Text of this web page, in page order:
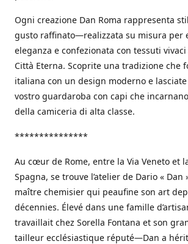
Ogni creazione Dan Roma rappresenta
gusto raffinato—realizzata su misura per
eleganza e confezionata con tessuti vivaci
Città Eterna. Scoprite una tradizione che
italiana con un design moderno e
vostro guardaroba con capi che
della camiceria di alta classe.
***************
Au cœur de Rome, entre la Via Veneto et
Spagna, se trouve l’atelier de Dario « Dan
maître chemisier qui peaufine son art
décennies. Élevé dans une famille
travaillait chez Sorella Fontana et son
tailleur ecclésiastique réputé—Dan a